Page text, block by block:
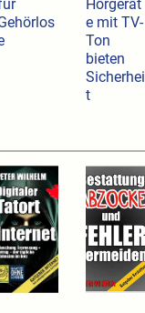
Hörgerät
e mit TV-
Ton
bieten
Sicherhei
t